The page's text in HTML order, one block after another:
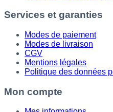
Services et garanties
Modes de paiement
Modes de livraison
CGV
Mentions légales
Politique des données
Mon compte